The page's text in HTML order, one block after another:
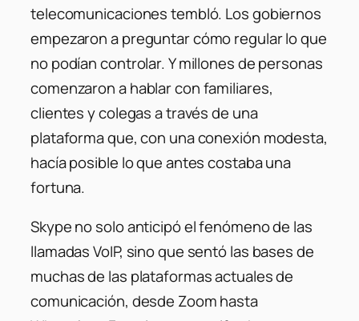
telecomunicaciones tembló. Los gobiernos
empezaron a preguntar cómo regular lo que
no podían controlar. Y millones de personas
comenzaron a hablar con familiares,
clientes y colegas a través de una
plataforma que, con una conexión modesta,
hacía posible lo que antes costaba una
fortuna.
Skype no solo anticipó el fenómeno de las
llamadas VoIP, sino que sentó las bases de
muchas de las plataformas actuales de
comunicación, desde Zoom hasta